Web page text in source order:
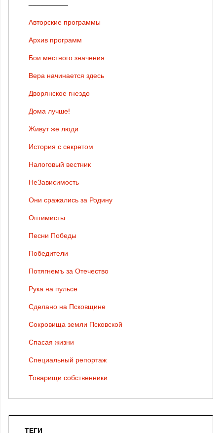
Авторские программы
Архив программ
Бои местного значения
Вера начинается здесь
Дворянское гнездо
Дома лучше!
Живут же люди
История с секретом
Налоговый вестник
НеЗависимость
Они сражались за Родину
Оптимисты
Песни Победы
Победители
Потягнемъ за Отечество
Рука на пульсе
Сделано на Псковщине
Сокровища земли Псковской
Спасая жизни
Специальный репортаж
Товарищи собственники
ТЕГИ